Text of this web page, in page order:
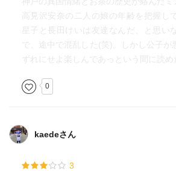
高見沢安奈の二人の娘の年齢を把握し
星子と長田けいは友達なんだ、と思い
で、途中で混乱した(笑)。しかし公子が
ずれにせよ楽しんであっという間に読め
0
kaedeさん
3